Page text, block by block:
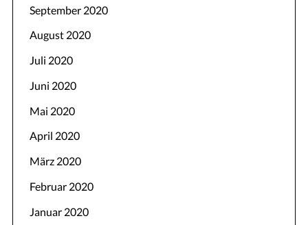
September 2020
August 2020
Juli 2020
Juni 2020
Mai 2020
April 2020
März 2020
Februar 2020
Januar 2020